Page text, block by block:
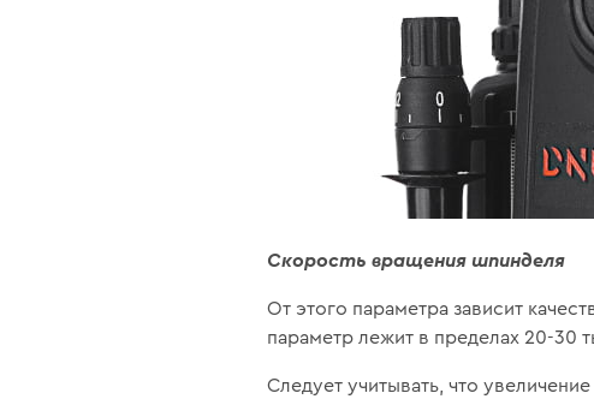
Скорость вращения шпинделя
От этого параметра зависит
параметр лежит в пределах 20-30
Следует учитывать, что